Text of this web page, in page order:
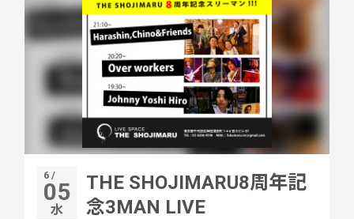
6 /
05
水
THE SHOJIMARU8周年記
念3MAN LIVE